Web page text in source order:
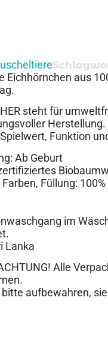
Eichhörnchen aus
steht für
Funktion
Ab Geburt
Füllung:
im
Lanka
Alle
bitte aufbewahren,